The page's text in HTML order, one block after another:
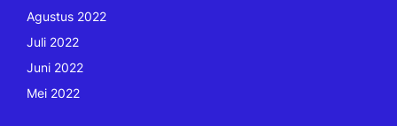
Agustus 2022
Juli 2022
Juni 2022
Mei 2022